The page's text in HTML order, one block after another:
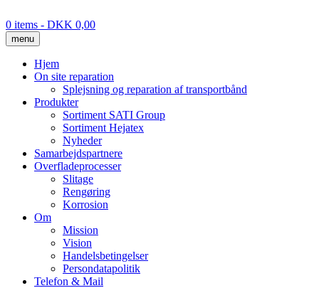
to
content
0 items - DKK 0,00
menu
Hjem
On site reparation
Splejsning og reparation af transportbånd
Produkter
Sortiment SATI Group
Sortiment Hejatex
Nyheder
Samarbejdspartnere
Overfladeprocesser
Slitage
Rengøring
Korrosion
Om
Mission
Vision
Handelsbetingelser
Persondatapolitik
Telefon & Mail